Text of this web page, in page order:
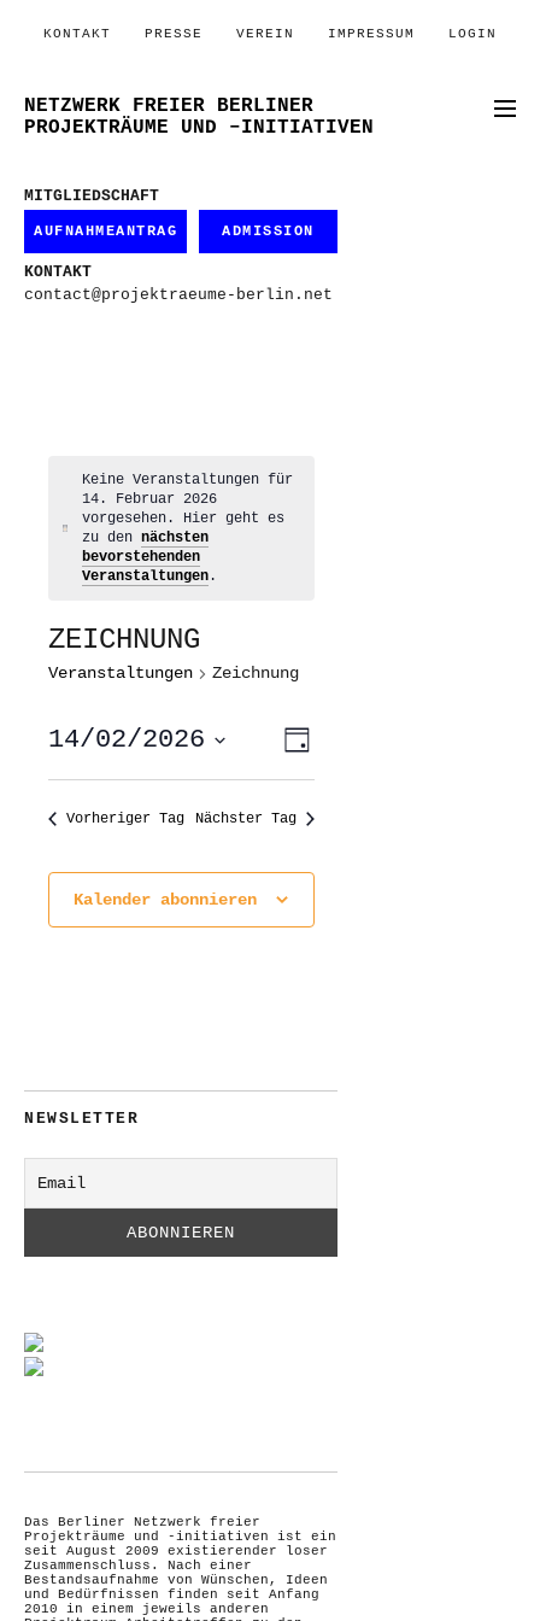
KONTAKT PRESSE VEREIN IMPRESSUM LOGIN
NETZWERK FREIER BERLINER
PROJEKTRÄUME UND –INITIATIVEN
MITGLIEDSCHAFT
AUFNAHMEANTRAG ADMISSION
KONTAKT
contact@projektraeume-berlin.net
Hinweis
Keine Veranstaltungen für
14. Februar 2026
vorgesehen. Hier geht es
zu dennächsten
bevorstehenden
Veranstaltungen .
ZEICHNUNG
Veranstaltungen Zeichnung
ANSICHTEN-
NAVIGATION
VERANSTALTUNG
ANSICHTEN-
Tag
14/02/2026
wählen.
Vorheriger Tag Nächster Tag
Kalender abonnieren
NEWSLETTER
Das Berliner Netzwerk freier
Projekträume und -initiativen ist ein
seit August 2009 existierender loser
Zusammenschluss. Nach einer
Bestandsaufnahme von Wünschen, Ideen
und Bedürfnissen finden seit Anfang
2010 in einem jeweils anderen